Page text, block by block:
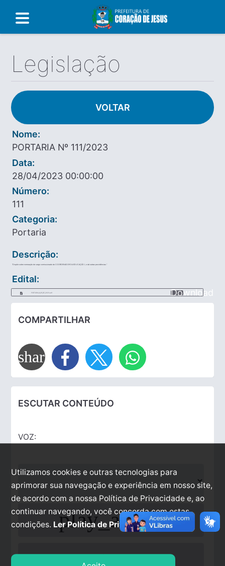
Legislação
VOLTAR
Nome:
PORTARIA Nº 111/2023
Data:
28/04/2023 00:00:00
Número:
111
Categoria:
Portaria
Descrição:
“Dispõe sobre nomeação de cargo comissionado de COORDENADOR DA EDUCAÇÃO I, e dá outras providências.”
Edital:
PORTARIA_N_111_DE_2023.pdf Download
COMPARTILHAR
share
ESCUTAR CONTEÚDO
VOZ:
play_arrow
stop
Utilizamos cookies e outras tecnologias para
aprimorar sua navegação e experiência em nosso site,
de acordo com a nossa Política de Privacidade e, ao
continuar navegando, você concorda com estas
condições. Ler Política de Privacidade.